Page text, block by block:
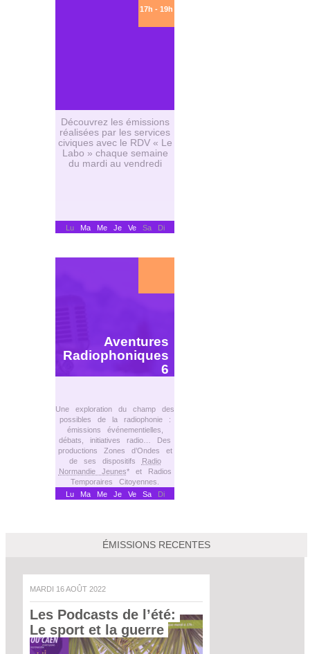
17h - 19h
Découvrez les émissions
réalisées par les services
civiques avec le RDV « Le
Labo » chaque semaine
du mardi au vendredi
Lu Ma Me Je VeSa Di
Aventures
Radiophoniques
6
Une exploration du champ des
possibles de la radiophonie :
émissions événementielles,
débats, initiatives radio… Des
productions Zones d’Ondes et
de ses dispositifs
Radio
Normandie Jeunes* et Radios
Temporaires Citoyennes.
Lu
Ma Me Je Ve SaDi
ÉMISSIONS RECENTES
MARDI 16 AOÛT 2022
Les Podcasts de l’été:
Le sport et la guerre